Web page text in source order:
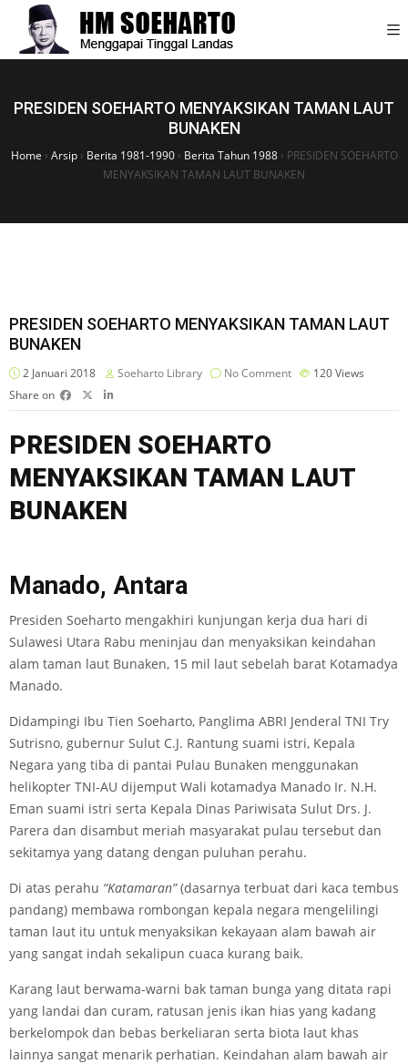
PRESIDEN SOEHARTO MENYAKSIKAN TAMAN LAUT
BUNAKEN
Home › Arsip› Berita 1981-1990› Berita Tahun 1988› PRESIDEN SOEHARTO
MENYAKSIKAN TAMAN LAUT BUNAKEN
PRESIDEN SOEHARTO MENYAKSIKAN TAMAN LAUT
BUNAKEN
2 Januari 2018 Soeharto Library No Comment 120Views
Share on
PRESIDEN SOEHARTO
MENYAKSIKAN TAMAN LAUT
BUNAKEN
Manado, Antara
Presiden Soeharto mengakhiri kunjungan kerja dua hari di
Sulawesi Utara Rabu meninjau dan menyaksikan keindahan
alam taman laut Bunaken, 15 mil laut sebelah barat Kotamadya
Manado.
Didampingi Ibu Tien Soeharto, Panglima ABRI Jenderal TNI Try
Sutrisno, gubernur Sulut C.J. Rantung suami istri, Kepala
Negara yang tiba di pantai Pulau Bunaken menggunakan
helikopter TNI-AU dijemput Wali kotamadya Manado Ir. N.H.
Eman suami istri serta Kepala Dinas Pariwisata Sulut Drs. J.
Parera dan disambut meriah masyarakat pulau tersebut dan
sekitamya yang datang dengan puluhan perahu.
Di atas perahu “Katamaran”(dasarnya terbuat dari kaca tembus
pandang) membawa rombongan kepala negara mengelilingi
taman laut itu untuk menyaksikan kekayaan alam bawah air
yang sangat indah sekalipun cuaca kurang baik.
Karang laut berwama-warni bak taman bunga yang ditata rapi
yang landai dan curam, ratusan jenis ikan hias yang kadang
berkelompok dan bebas berkeliaran serta biota laut khas
lainnya sangat menarik perhatian. Keindahan alam bawah air